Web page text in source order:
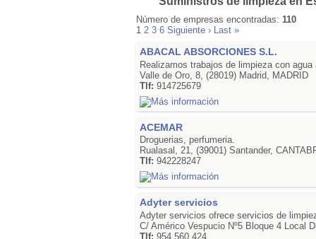
Número de empresas encontradas: 110
1 2 3 6 Siguiente › Last »
ABACAL ABSORCIONES S.L.
Realizamos trabajos de limpieza con
Valle de Oro, 8, (28019) Madrid, MADRID
Tlf:914725679
ACEMAR
Droguerias, perfumeria.
Rualasal, 21, (39001) Santander,
Tlf:942228247
Adyter servicios
Adyter servicios ofrece servicios de
C/ Américo Vespucio Nº5 Bloque 4 Local
Tlf:954 560 424